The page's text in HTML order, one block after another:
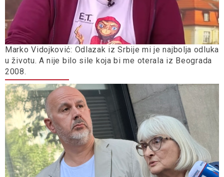
Marko Vidojković: Odlazak iz Srbije mi je najbolja odluka
u životu. A nije bilo sile koja bi me oterala iz Beograda
2008.